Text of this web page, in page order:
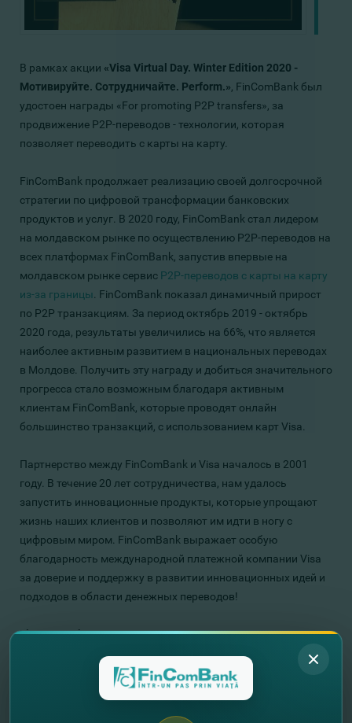
В рамках акции «Visa Virtual Day. Winter Edition 2020 -
Мотивируйте. Сотрудничайте. Perform.» , FinComBank был
удостоен награды «For promoting P2P transfers», за
продвижение P2P-переводов - технологии, которая
позволяет переводить с карты на карту.
FinComBank продолжает реализацию своей долгосрочной
стратегии по цифровой трансформации банковских
продуктов и услуг. В 2020 году, FinComBank стал лидером
на молдавском рынке по осуществлению P2P-переводов на
всех платформах FinComBank, запустив впервые на
молдавском рынке сервис P2P-переводов с карты на карту
из-за границы FinComBank показал динамичный прирост
по P2P транзакциям. За период октябрь 2019 - октябрь
2020 года, результаты увеличились на 66%, что является
наиболее активным развитием в национальных переводах
в Молдове. Получить эту награду и добиться значительного
прогресса стало возможным благодаря активным
клиентам FinComBank, которые проводят онлайн
большинство транзакций, с использованием карт Visa.
Партнерство между FinComBank и Visa началось в 2001
году. В течение 20 лет сотрудничества, нам удалось
запустить инновационные продукты, которые упрощают
жизнь наших клиентов и позволяют им идти в ногу с
цифровым миром. FinComBank выражает особую
благодарность международной платежной компании Visa
за доверие и поддержку в развитии инновационных идей и
подходов в области денежных переводов!
FinComBank – Вместе по жизни!